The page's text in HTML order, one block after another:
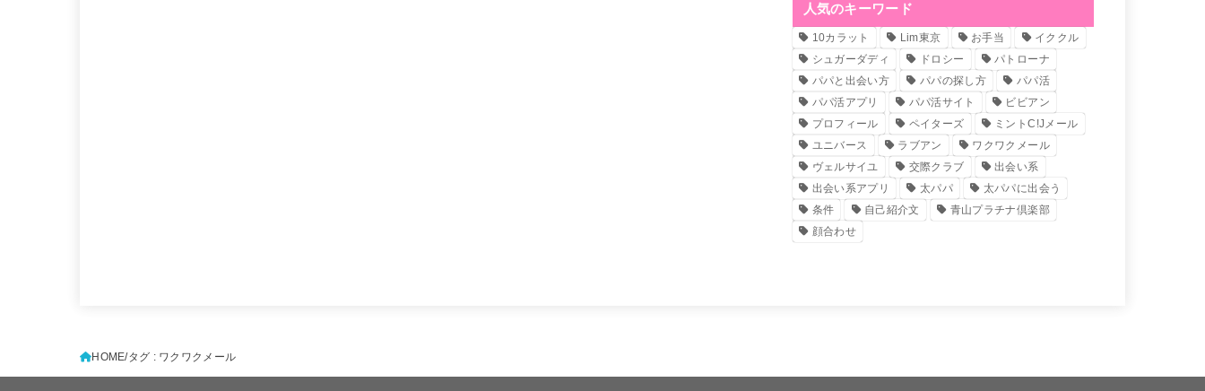
人気のキーワード
10カラット Lim東京 お手当
イククル
シュガーダディ
ドロシー
パトローナ
パパと出会い方
パパの探し方
パパ活
パパ活アプリ
パパ活サイト
ビビアン
プロフィール
ペイターズ
ミントC!Jメール
ユニバース
ラブアン
ワクワクメール
ヴェルサイユ
交際クラブ
出会い系
出会い系アプリ
太パパ
太パパに出会う
条件
自己紹介文
青山プラチナ倶楽部
顔合わせ
HOME タグ : ワクワクメール